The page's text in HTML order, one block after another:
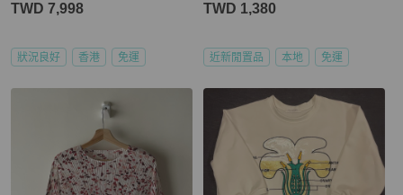
TWD 7,998
狀況良好 香港 免運
TWD 1,380
近新閒置品 本地 免運